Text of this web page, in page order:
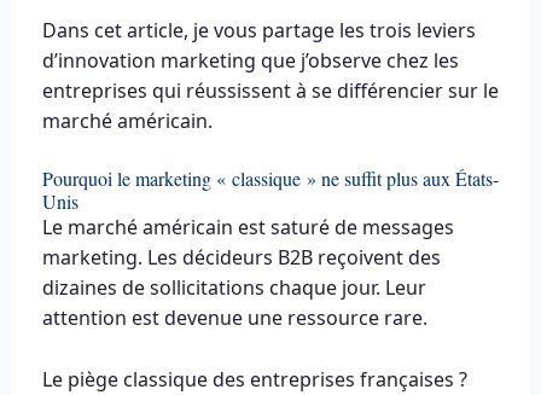
Dans cet article, je vous partage les trois leviers
d’innovation marketing que j’observe chez les
entreprises qui réussissent à se différencier sur le
marché américain.
Pourquoi le marketing « classique » ne suffit plus aux États-
Unis
Le marché américain est saturé de messages
marketing. Les décideurs B2B reçoivent des
dizaines de sollicitations chaque jour. Leur
attention est devenue une ressource rare.
Le piège classique des entreprises françaises ?